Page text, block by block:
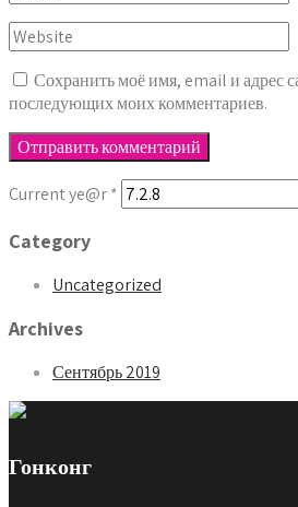
Сохранить моё имя, email и адрес
последующих моих комментариев.
Current ye@r*
Category
Uncategorized
Archives
Сентябрь 2019
Гонконг